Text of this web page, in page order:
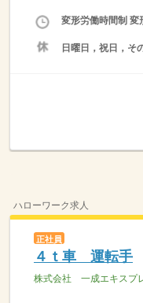
変形労働時間制 変
日曜日，祝日，そ
ハローワーク求人
正社員
４ｔ車 運転手
株式会社 一成エキスプ